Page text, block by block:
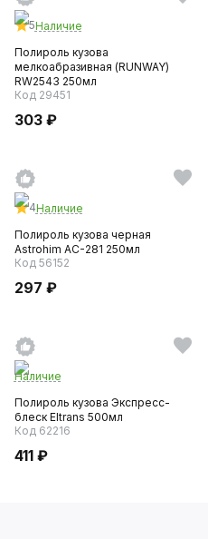
5Наличие
Полироль кузова
мелкоабразивная (RUNWAY)
RW2543 250мл
Код 29451
303 ₽
4Наличие
Полироль кузова черная
Astrohim AC-281 250мл
Код 56152
297 ₽
Наличие
Полироль кузова Экспресс-
блеск Eltrans 500мл
Код 62216
411 ₽